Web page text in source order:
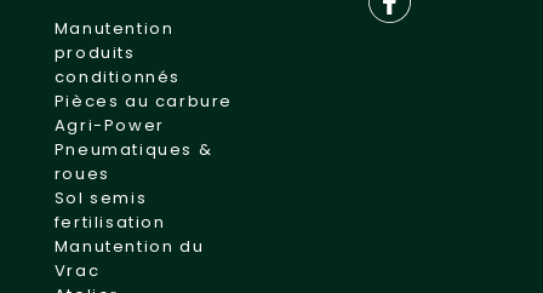
Manutention
produits
conditionnés
Pièces au carbure
Agri-Power
Pneumatiques &
roues
Sol semis
fertilisation
Manutention du
Vrac